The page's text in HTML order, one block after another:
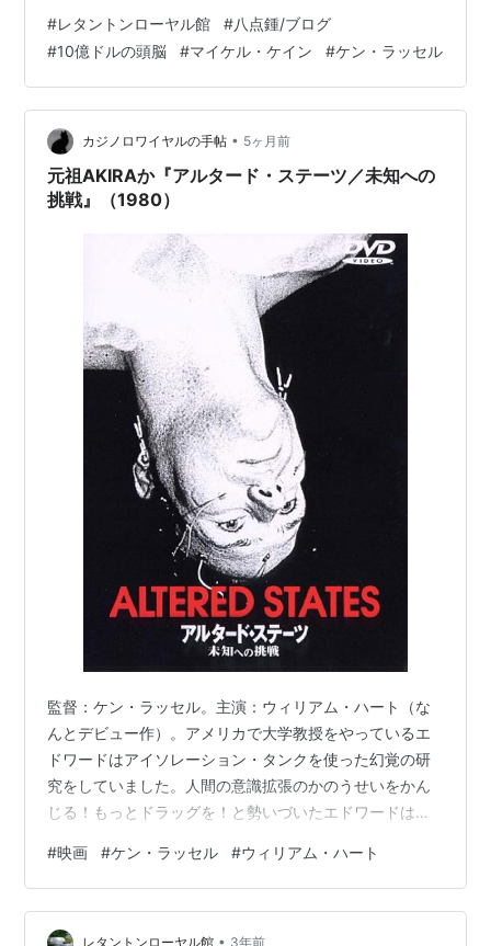
が入りある荷物を至急ヘルシンキへ届けて欲しいと。何
やら、機械的に読み上げられた声で胡散臭かったが、100
ポンドが入った郵便物も届けられた。荷物をX線で調べる
と6個の卵だということが分かった。どうやらポートンダ
ウン研究所から盗まれたものらしかったが、それは知ら
ないことにしてヘルシン…
#レタントンローヤル館 #八点鍾/ブログ
#10億ドルの頭脳 #マイケル・ケイン #ケン・ラッセル
カジノロワイヤルの手帖 • 5ヶ月前
元祖AKIRAか『アルタード・ステーツ／未知への
挑戦』（1980）
監督：ケン・ラッセル。主演：ウィリアム・ハート（な
んとデビュー作）。アメリカで大学教授をやっているエ
ドワードはアイソレーション・タンクを使った幻覚の研
究をしていました。人間の意識拡張のかのうせいをかん
じる！もっとドラッグを！と勢いづいたエドワードは、
ゲット。それをキメて改良したタンクに入ったところ、
意識拡張の過程で精神が進化の過程を逆行し始め、その
影響で肉体も変容してしまい…というSFホラー。 ととの
#映画 #ケン・ラッセル #ウィリアム・ハート
レタントンローヤル館 • 3年前